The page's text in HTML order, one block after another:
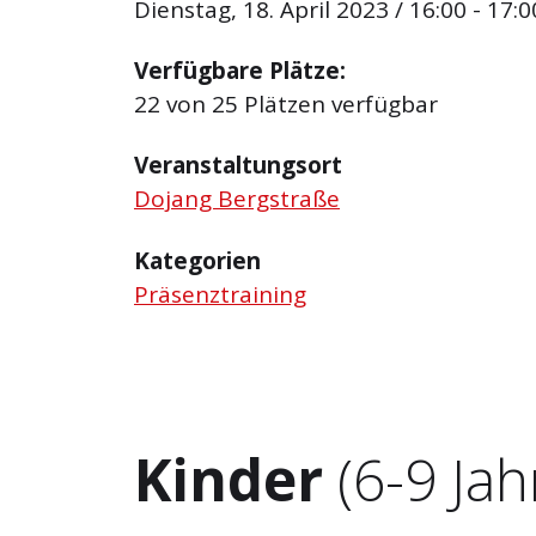
Dienstag, 18. April 2023 / 16:00 -
Verfügbare Plätze:
22 von 25 Plätzen verfügbar
Veranstaltungsort
Dojang Bergstraße
Kategorien
Präsenztraining
Kinder (6-9